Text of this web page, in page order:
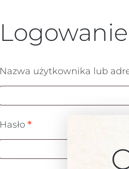
Logowanie
Nazwa użytkownika lub
Hasło *